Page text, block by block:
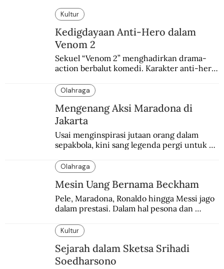
Kultur
Kedigdayaan Anti-Hero dalam
Venom 2
Sekuel “Venom 2” menghadirkan drama-
action berbalut komedi. Karakter anti-hero
penggemar.
Olahraga
Mengenang Aksi Maradona di
Jakarta
Usai menginspirasi jutaan orang dalam
sepakbola, kini sang legenda pergi untuk
menjadi salah satu kota yang dikunjungi
Maradona.
Olahraga
Mesin Uang Bernama Beckham
Pele, Maradona, Ronaldo hingga Messi jago
dalam prestasi. Dalam hal pesona dan
Kultur
Sejarah dalam Sketsa Srihadi
Soedharsono